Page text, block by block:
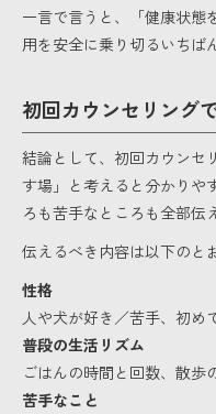
一言で言うと、「健康状態
用を安全に乗り切るいちば
初回カウンセリング
結論として、初回カウンセ
す場」と考えると分かりや
ろも苦手なところも全部伝
伝えるべき内容は以下のと
性格
人や犬が好き／苦手、初め
普段の生活リズム
ごはんの時間と回数、散歩
苦手なこと